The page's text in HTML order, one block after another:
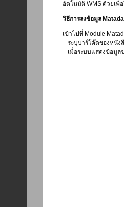
อัตโนมัติ WMS ด้วยเพื่
วิธีการลงข้อมูล
เข้าไปที่ Module
– ระบุบาร์โค๊ดของหนัง
– เมื่อระบบแสดงข้อมูล